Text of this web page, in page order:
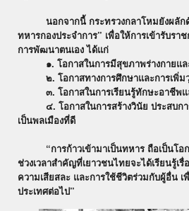
นอกจากนี้ กระทรวงกลาโหมยังผลักดั
ทหารกองประจำการ” เพื่อให้การเข้ารับรา
การพัฒนาตนเอง ได้แก่
๑. โอกาสในการมีสุขภาพร่างกายแล
๒. โอกาสทางการศึกษาและการเพิ่ม
๓. โอกาสในการเรียนรู้ทักษะอาชีพแ
๔. โอกาสในการสร้างวินัย ประสบก
เป็นพลเมืองที่ดี
“การก้าวเข้ามาเป็นทหาร ถือเป็นโอก
ช่วงเวลาสำคัญที่เยาวชนไทยจะได้เรียนรู้เ
ความเสียสละ และการใช้ชีวิตร่วมกับผู้อื่น เ
ประเทศต่อไป”